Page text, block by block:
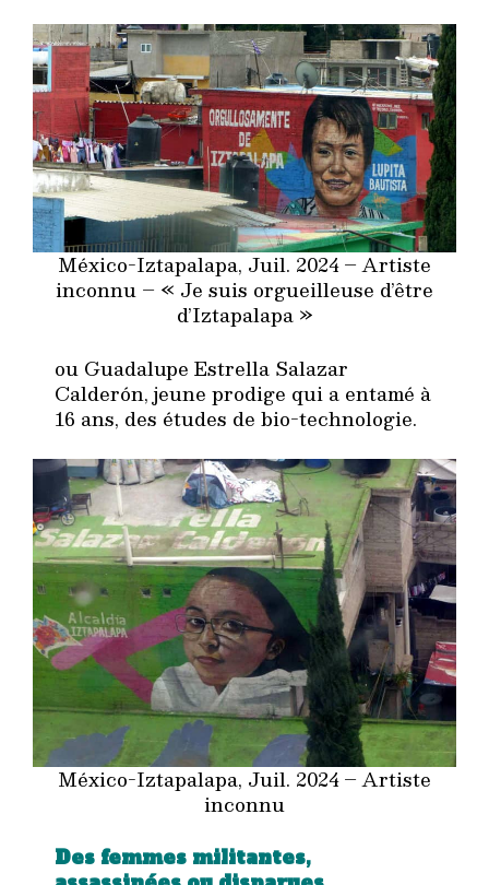
México-Iztapalapa, Juil. 2024 – Artiste
inconnu – « Je suis orgueilleuse d’être
d’Iztapalapa »
ou Guadalupe Estrella Salazar
Calderón, jeune prodige qui a entamé à
16 ans, des études de bio-technologie.
México-Iztapalapa, Juil. 2024 – Artiste
inconnu
Des femmes militantes,